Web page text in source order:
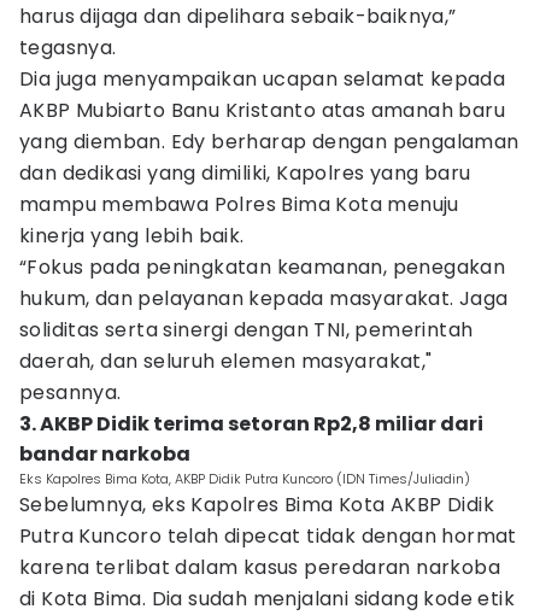
harus dijaga dan dipelihara sebaik-baiknya,”
tegasnya.
Dia juga menyampaikan ucapan selamat kepada
AKBP Mubiarto Banu Kristanto atas amanah baru
yang diemban. Edy berharap dengan pengalaman
dan dedikasi yang dimiliki, Kapolres yang baru
mampu membawa Polres Bima Kota menuju
kinerja yang lebih baik.
“Fokus pada peningkatan keamanan, penegakan
hukum, dan pelayanan kepada masyarakat. Jaga
soliditas serta sinergi dengan TNI, pemerintah
daerah, dan seluruh elemen masyarakat,"
pesannya.
3. AKBP Didik terima setoran Rp2,8 miliar dari
bandar narkoba
Eks Kapolres Bima Kota, AKBP Didik Putra Kuncoro (IDN Times/Juliadin)
Sebelumnya, eks Kapolres Bima Kota AKBP Didik
Putra Kuncoro telah dipecat tidak dengan hormat
karena terlibat dalam kasus peredaran narkoba
di Kota Bima. Dia sudah menjalani sidang kode etik